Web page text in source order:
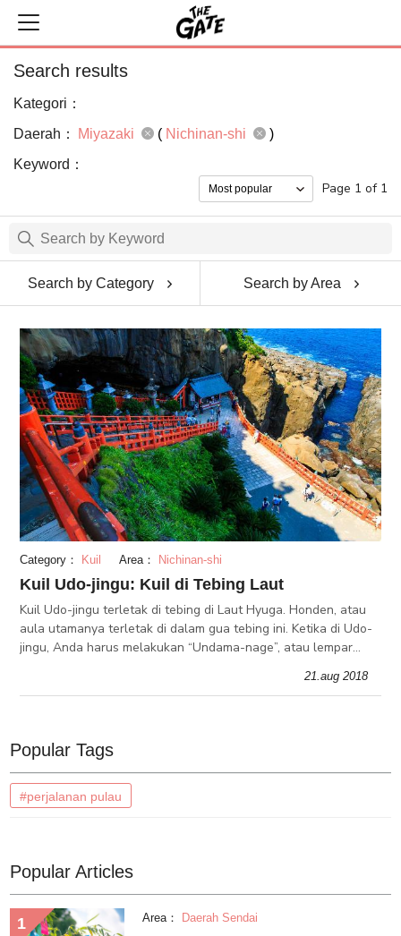
Search results
Kategori：
Daerah：
Miyazaki ( Nichinan-shi
)
Keyword：
Page 1 of 1
Search by Category Search by Area
Category： Kuil Area： Nichinan-shi
Kuil Udo-jingu: Kuil di Tebing Laut
Kuil Udo-jingu terletak di tebing di Laut Hyuga. Honden, atau
aula utamanya terletak di dalam gua tebing ini. Ketika di Udo-
jingu, Anda harus melakukan “Undama-nage”, atau lempar
21.aug 2018
Popular Tags
#perjalanan pulau
Popular Articles
Area： Daerah Sendai